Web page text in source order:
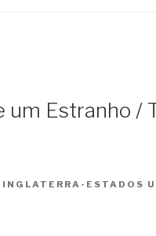
um Estranho /
INGLATERRA-ESTADOS